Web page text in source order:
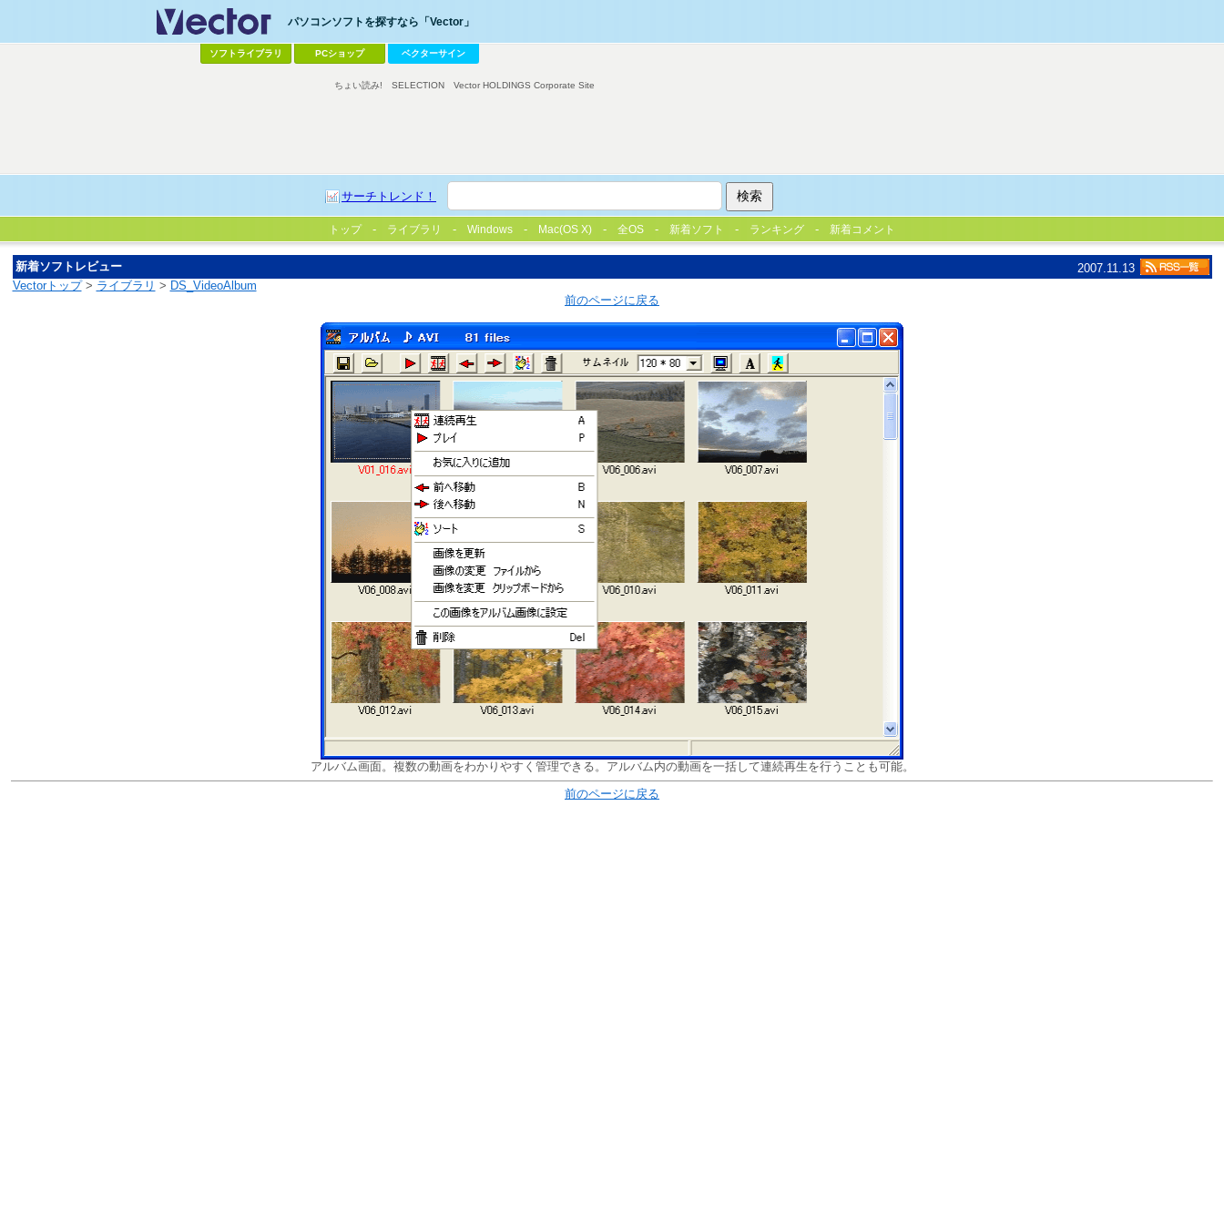
パソコンソフトを探すなら「Vector」
ソフトライブラリ PCショップ ベクターサイン
サーチトレンド！
ちょい読み! SELECTION Vector HOLDINGS Corporate Site
トップ ライブラリ Windows Mac(OS X) 全OS 新着ソフト ランキング 新着コメント
新着ソフトレビュー
2007.11.13
Vectorトップ> ライブラリ > DS_VideoAlbum
前のページに戻る
アルバム画面。複数の動画をわかりやすく管理できる。アルバム内の動画を一括して連続再生を行うことも可能。
前のページに戻る